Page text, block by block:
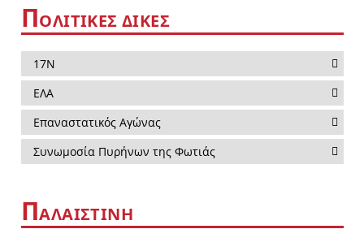
ΠΟΛΙΤΙΚΕΣ ΔΙΚΕΣ
17Ν
ΕΛΑ
Επαναστατικός Αγώνας
Συνωμοσία Πυρήνων της Φωτιάς
ΠΑΛΑΙΣΤΙΝΗ